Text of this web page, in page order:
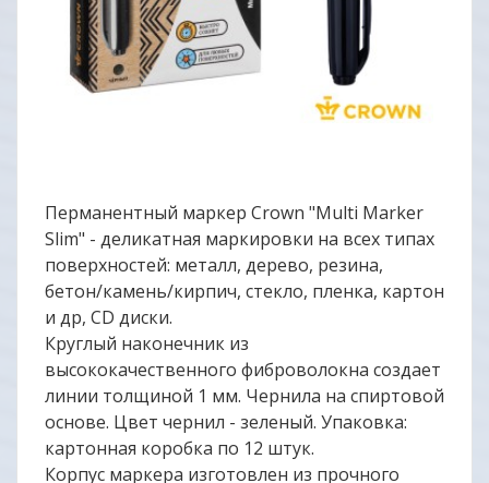
Перманентный маркер Crown "Multi Marker
Slim" - деликатная маркировки на всех типах
поверхностей: металл, дерево, резина,
бетон/камень/кирпич, стекло, пленка, картон
и др, CD диски.
Круглый наконечник из
высококачественного фиброволокна создает
линии толщиной 1 мм. Чернила на спиртовой
основе. Цвет чернил - зеленый. Упаковка:
картонная коробка по 12 штук.
Корпус маркера изготовлен из прочного